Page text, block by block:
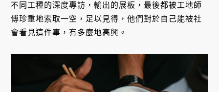
不同工種的深度專訪，輸出的展板，最後都被工地師
傅珍重地索取一空，足以見得，他們對於自己能被社
會看見這件事，有多麼地高興。